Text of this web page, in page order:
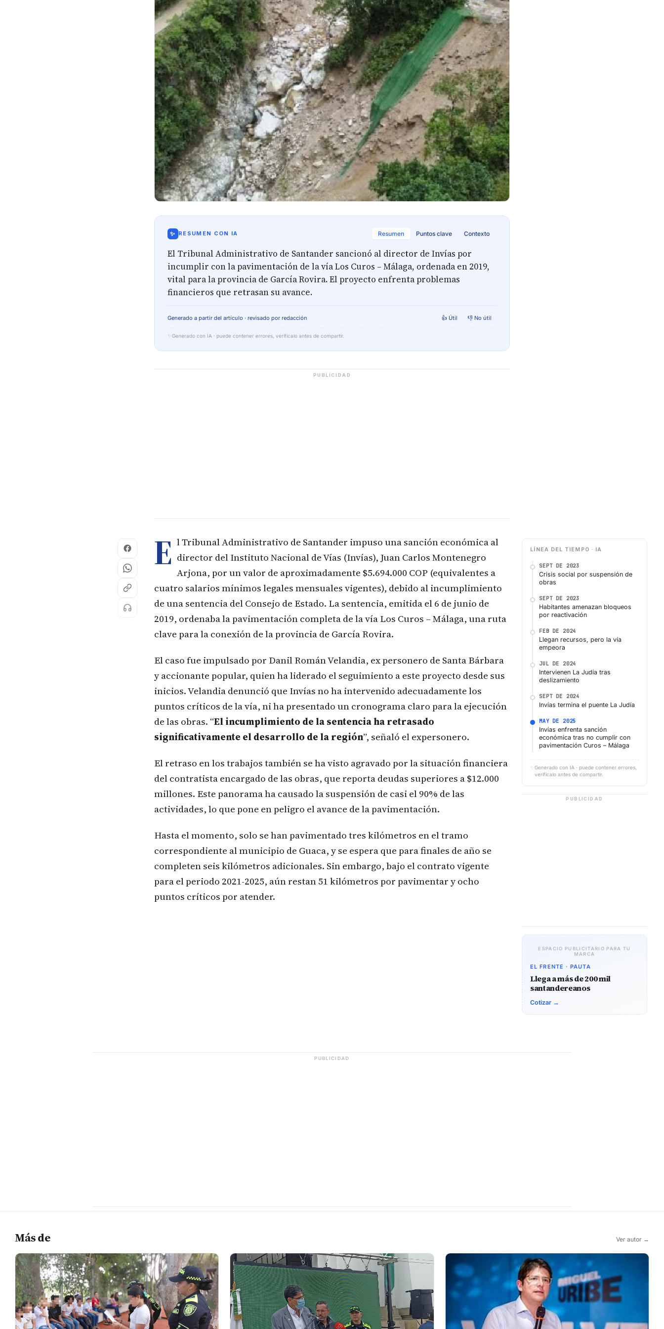
✨ RESUMEN CON IA Resumen Puntos clave Contexto
El Tribunal Administrativo de Santander sancionó al director de Invías por
incumplir con la pavimentación de la vía Los Curos – Málaga, ordenada en 2019,
vital para la provincia de García Rovira. El proyecto enfrenta problemas
financieros que retrasan su avance.
Generado a partir del artículo · revisado por redacción 👍 Útil 👎 No útil
✨ Generado con IA · puede contener errores, verifícalo antes de compartir.
PUBLICIDAD
E l Tribunal Administrativo de Santander impuso una sanción económica al
director del Instituto Nacional de Vías (Invías), Juan Carlos Montenegro
Arjona, por un valor de aproximadamente $5.694.000 COP (equivalentes a
cuatro salarios mínimos legales mensuales vigentes), debido al incumplimiento
de una sentencia del Consejo de Estado. La sentencia, emitida el 6 de junio de
2019, ordenaba la pavimentación completa de la vía Los Curos – Málaga, una ruta
clave para la conexión de la provincia de García Rovira.
El caso fue impulsado por Danil Román Velandia, ex personero de Santa Bárbara
y accionante popular, quien ha liderado el seguimiento a este proyecto desde sus
inicios. Velandia denunció que Invías no ha intervenido adecuadamente los
puntos críticos de la vía, ni ha presentado un cronograma claro para la ejecución
de las obras. “El incumplimiento de la sentencia ha retrasado
significativamente el desarrollo de la región”, señaló el expersonero.
El retraso en los trabajos también se ha visto agravado por la situación financiera
del contratista encargado de las obras, que reporta deudas superiores a $12.000
millones. Este panorama ha causado la suspensión de casi el 90% de las
actividades, lo que pone en peligro el avance de la pavimentación.
Hasta el momento, solo se han pavimentado tres kilómetros en el tramo
correspondiente al municipio de Guaca, y se espera que para finales de año se
completen seis kilómetros adicionales. Sin embargo, bajo el contrato vigente
para el periodo 2021-2025, aún restan 51 kilómetros por pavimentar y ocho
puntos críticos por atender.
LÍNEA DEL TIEMPO · IA
SEPT DE 2023
Crisis social por suspensión de
obras
SEPT DE 2023
Habitantes amenazan bloqueos
por reactivación
FEB DE 2024
Llegan recursos, pero la vía
empeora
JUL DE 2024
Intervienen La Judía tras
deslizamiento
SEPT DE 2024
Invías termina el puente La Judía
MAY DE 2025
Invías enfrenta sanción
económica tras no cumplir con
pavimentación Curos – Málaga
✨ Generado con IA · puede contener errores,
verifícalo antes de compartir.
PUBLICIDAD
ESPACIO PUBLICITARIO PARA TU
MARCA
EL FRENTE · PAUTA
Llega a más de 200 mil
santandereanos
Cotizar →
PUBLICIDAD
Más de Ver autor →